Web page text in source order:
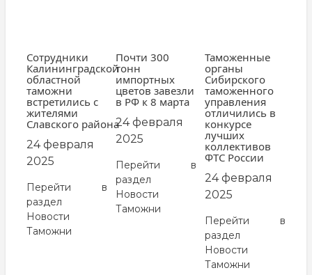
Сотрудники
Калининградской
областной
таможни
встретились с
жителями
Славского района
24 февраля
2025
Перейти в
раздел
Новости
Таможни
Почти 300
тонн
импортных
цветов завезли
в РФ к 8 марта
24 февраля
2025
Перейти в
раздел
Новости
Таможни
Таможенные
органы
Сибирского
таможенного
управления
отличились в
конкурсе
лучших
коллективов
ФТС России
24 февраля
2025
Перейти в
раздел
Новости
Таможни